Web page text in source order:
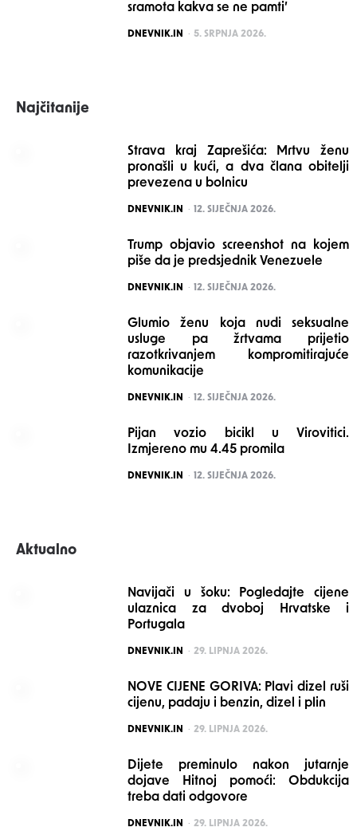
sramota kakva se ne pamti’
POSTED
DNEVNIK.IN 5. SRPNJA 2026.
Najčitanije
Strava kraj Zaprešića: Mrtvu ženu
pronašli u kući, a dva člana obitelji
prevezena u bolnicu
POSTED
DNEVNIK.IN 12. SIJEČNJA 2026.
Trump objavio screenshot na kojem
piše da je predsjednik Venezuele
POSTED
DNEVNIK.IN 12. SIJEČNJA 2026.
Glumio ženu koja nudi seksualne
usluge pa žrtvama prijetio
razotkrivanjem kompromitirajuće
komunikacije
POSTED
DNEVNIK.IN 12. SIJEČNJA 2026.
Pijan vozio bicikl u Virovitici.
Izmjereno mu 4.45 promila
POSTED
DNEVNIK.IN 12. SIJEČNJA 2026.
Aktualno
Navijači u šoku: Pogledajte cijene
ulaznica za dvoboj Hrvatske i
Portugala
POSTED
DNEVNIK.IN 29. LIPNJA 2026.
NOVE CIJENE GORIVA: Plavi dizel ruši
cijenu, padaju i benzin, dizel i plin
POSTED
DNEVNIK.IN 29. LIPNJA 2026.
Dijete preminulo nakon jutarnje
dojave Hitnoj pomoći: Obdukcija
treba dati odgovore
POSTED
DNEVNIK.IN 29. LIPNJA 2026.